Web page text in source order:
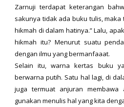
Zarnuji terdapat keterangan
sakunya tidak ada buku tulis,
hikmah di dalam hatinya.” Lalu,
hikmah itu? Menurut suatu
dengan ilmu yang bermanfaaat.
Selain itu, warna kertas buku
berwarna putih. Satu hal lagi, di
juga termuat anjuran
gunakan menulis hal yang kita